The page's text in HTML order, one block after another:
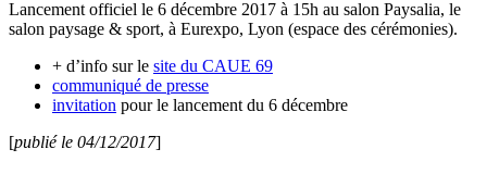
Lancement officiel le 6 décembre 2017 à 15h au salon Paysalia, le
salon paysage & sport, à Eurexpo, Lyon (espace des cérémonies).
+ d’info sur le site du CAUE 69
communiqué de presse
invitation pour le lancement du 6 décembre
[publié le 04/12/2017]